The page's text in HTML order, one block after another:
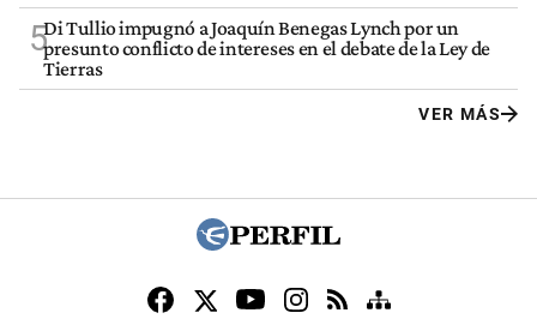
5Di Tullio impugnó a Joaquín Benegas Lynch por un
presunto conflicto de intereses en el debate de la Ley de
Tierras
VER MÁS